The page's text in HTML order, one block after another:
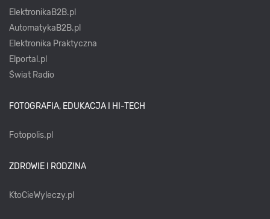
ElektronikaB2B.pl
AutomatykaB2B.pl
Elektronika Praktyczna
Elportal.pl
Świat Radio
FOTOGRAFIA, EDUKACJA I HI-TECH
Fotopolis.pl
ZDROWIE I RODZINA
KtoCieWyleczy.pl